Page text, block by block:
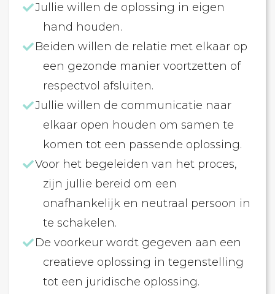
Jullie willen de oplossing in eigen
hand houden.
Beiden willen de relatie met elkaar op
een gezonde manier voortzetten of
respectvol afsluiten.
Jullie willen de communicatie naar
elkaar open houden om samen te
komen tot een passende oplossing.
Voor het begeleiden van het proces,
zijn jullie bereid om een
onafhankelijk en neutraal persoon in
te schakelen.
De voorkeur wordt gegeven aan een
creatieve oplossing in tegenstelling
tot een juridische oplossing.